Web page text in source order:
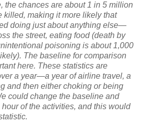
the chances are about 1 in 5 million
killed, making it more likely that
doing just about anything else—
the street, eating food (death by
poisoning is about 1,000
The baseline for comparison
here. These statistics are
a year—a year of airline travel, a
and then either choking or being
could change the baseline and
of the activities, and this would